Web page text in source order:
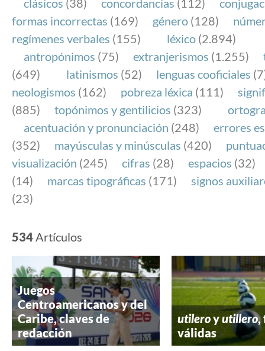
clásicos (38) concordancias (112)
formas incorrectas (169) género (128)
regímenes verbales (155) léxico (2.894)
antropónimos (75) extranjerismos (1.255)
(649)
latinismos (52) lenguas cooficiales
neologismos (162) pobreza léxica (111)
(885)
topónimos y gentilicios (323)
acentuación y pronunciación (248)
errores
(352)
mayúsculas y minúsculas (420)
visualización (245) cifras (28) espacios (32)
(14)
marcas tipográficas (171)
signos
(23)
534Artículos
Juegos
Centroamericanos y del
Caribe, claves de
redacción
utileroyutillero,
válidas